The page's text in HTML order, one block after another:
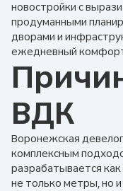
новостройки с
продуманными
дворами и
ежедневный
ВДК
Воронежская
комплексным
разрабатывается
не только метры, но